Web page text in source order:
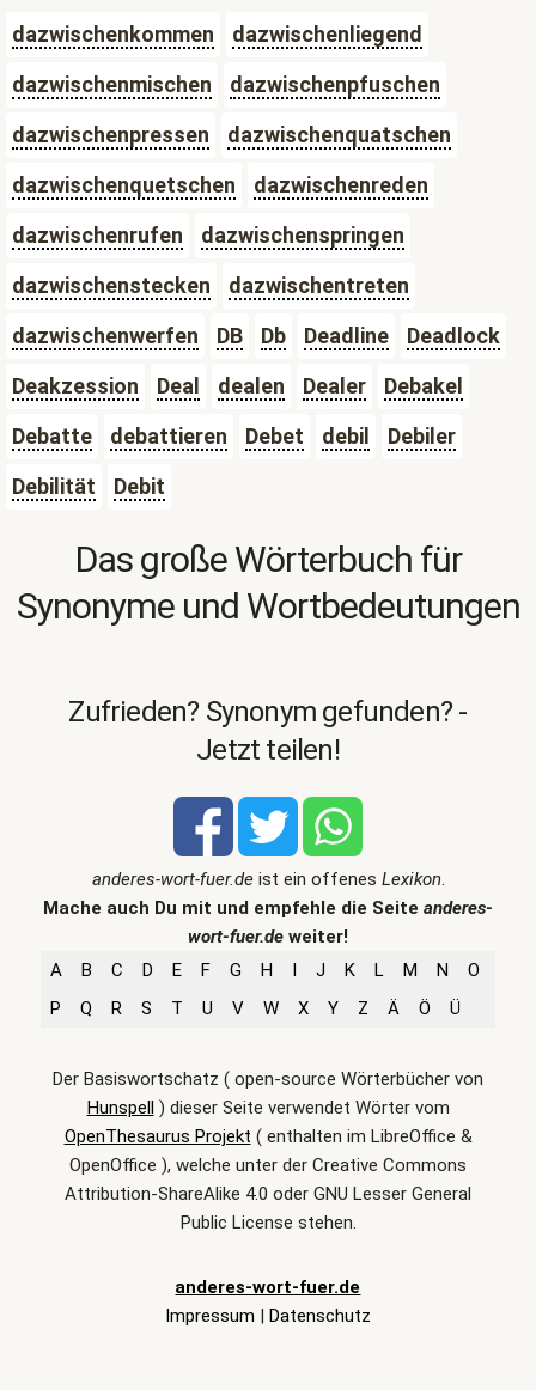
dazwischenkommen
dazwischenliegend
dazwischenmischen
dazwischenpfuschen
dazwischenpressen
dazwischenquatschen
dazwischenquetschen
dazwischenreden
dazwischenrufen
dazwischenspringen
dazwischenstecken
dazwischentreten
dazwischenwerfen
DB Db Deadline
Deadlock
Deakzession
Deal dealen Dealer
Debakel
Debatte
debattieren Debet debil
Debiler
Debilität
Debit
Das große Wörterbuch für
Synonyme und Wortbedeutungen
Zufrieden? Synonym gefunden? -
Jetzt teilen!
anderes-wort-fuer.deist ein offenes Lexikon.
Mache auch Du mit und empfehle die Seite anderes-
wort-fuer.de weiter!
A
B C D E F G H I J K L M N
O
P
Q R S T U V W X Y Z Ä Ö Ü
Der Basiswortschatz ( open-source Wörterbücher von
Hunspell) dieser Seite verwendet Wörter vom
OpenThesaurus Projekt ( enthalten im LibreOffice &
OpenOffice ), welche unter der Creative Commons
Attribution-ShareAlike 4.0 oder GNU Lesser General
Public License stehen.
anderes-wort-fuer.de
Impressum | Datenschutz